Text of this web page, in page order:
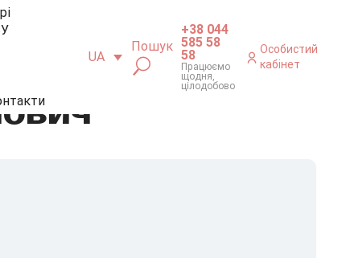
UA
Пошук
+38 044
585 58
58
Працюємо
щодня,
цілодобово
Особистий
кабінет